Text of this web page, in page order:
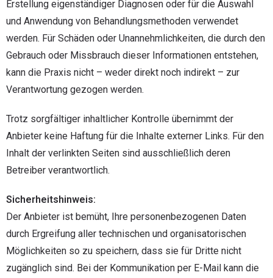
Erstellung eigenständiger Diagnosen oder für die Auswahl
und Anwendung von Behandlungsmethoden verwendet
werden. Für Schäden oder Unannehmlichkeiten, die durch den
Gebrauch oder Missbrauch dieser Informationen entstehen,
kann die Praxis nicht – weder direkt noch indirekt – zur
Verantwortung gezogen werden.
Trotz sorgfältiger inhaltlicher Kontrolle übernimmt der
Anbieter keine Haftung für die Inhalte externer Links. Für den
Inhalt der verlinkten Seiten sind ausschließlich deren
Betreiber verantwortlich.
Sicherheitshinweis:
Der Anbieter ist bemüht, Ihre personenbezogenen Daten
durch Ergreifung aller technischen und organisatorischen
Möglichkeiten so zu speichern, dass sie für Dritte nicht
zugänglich sind. Bei der Kommunikation per E-Mail kann die